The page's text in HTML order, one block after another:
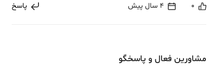
0 4 سال پیش پاسخ
مشاورین فعال و پاسخگو